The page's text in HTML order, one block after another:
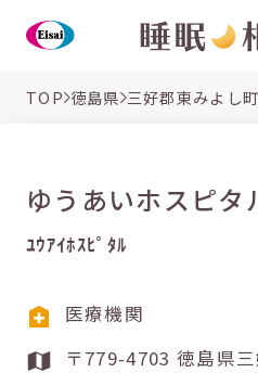
TOP 徳島県 三好郡東みよし
ゆうあいホスピタ
ﾕｳｱｲﾎｽﾋﾟﾀﾙ
医療機関
〒779-4703 徳島県三好郡東みよし町中庄72